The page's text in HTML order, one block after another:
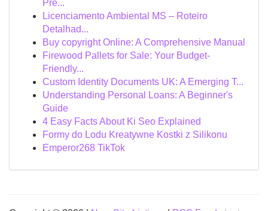
Pre...
Licenciamento Ambiental MS – Roteiro
Detalhad...
Buy copyright Online: A Comprehensive Manual
Firewood Pallets for Sale: Your Budget-
Friendly...
Custom Identity Documents UK: A Emerging T...
Understanding Personal Loans: A Beginner's
Guide
4 Easy Facts About Ki Seo Explained
Formy do Lodu Kreatywne Kostki z Silikonu
Emperor268 TikTok